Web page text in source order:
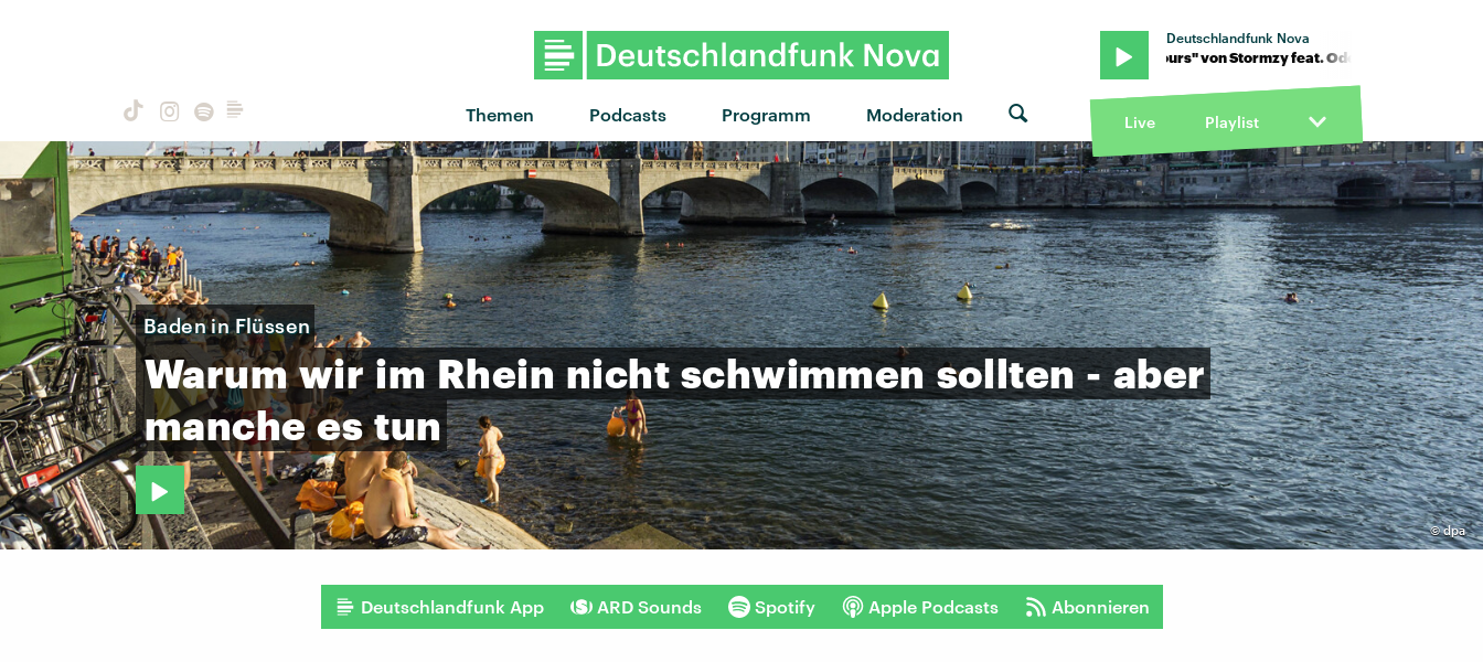
Themen Podcasts Programm Moderation
Deutschlandfunk Nova
"24 Hours" von Stormzy feat. Odeal · "24 Hours" von Stormzy feat. Odeal · "24 Hours" von Stormzy
Live Playlist
©dpa
Baden in Flüssen
Warum wir im Rhein nicht schwimmen sollten - aber
manche es tun
Deutschlandfunk App ARD Sounds Spotify Apple Podcasts Abonnieren